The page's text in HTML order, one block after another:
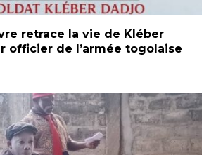
retrace la vie de Kléber
officier de l’armée togolaise